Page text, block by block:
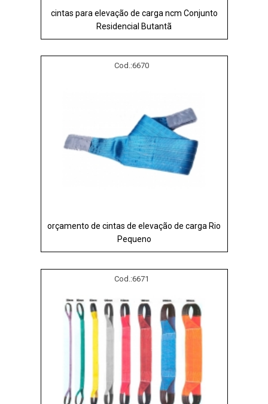
cintas para elevação de carga ncm Conjunto
Residencial Butantã
Cod.:6670
orçamento de cintas de elevação de carga Rio
Pequeno
Cod.:6671